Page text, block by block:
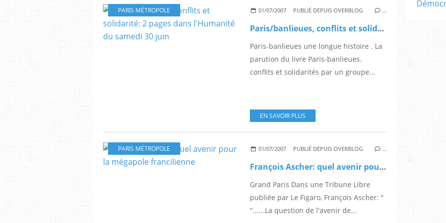
PARIS MÉTROPOLE 01/07/2007 PUBLIÉ DEPUIS OVERBLOG …
Paris/banlieues, conflits et solidarité: 2 pages dans l'Humanité du samedi 30 juin
Paris-banlieues une longue histoire . La
parution du livre Paris-banlieues.
conflits et solidarités par un groupe...
EN SAVOIR PLUS
PARIS MÉTROPOLE 01/07/2007 PUBLIÉ DEPUIS OVERBLOG …
François Ascher: quel avenir pour la mégapole francilienne
Grand Paris Dans une Tribune Libre
publiée par Le Figaro, François Ascher: "
"......La question de l'avenir de...